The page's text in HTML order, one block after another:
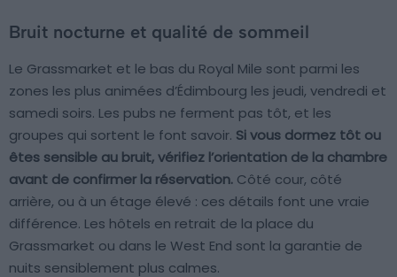
Bruit nocturne et qualité de sommeil
Le Grassmarket et le bas du Royal Mile sont parmi les
zones les plus animées d’Édimbourg les jeudi, vendredi et
samedi soirs. Les pubs ne ferment pas tôt, et les
groupes qui sortent le font savoir. Si vous dormez tôt ou
êtes sensible au bruit, vérifiez l’orientation de la chambre
avant de confirmer la réservation. Côté cour, côté
arrière, ou à un étage élevé : ces détails font une vraie
différence. Les hôtels en retrait de la place du
Grassmarket ou dans le West End sont la garantie de
nuits sensiblement plus calmes.